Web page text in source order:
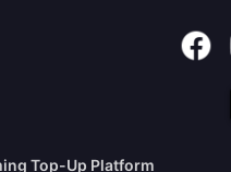
Top-Up Platform